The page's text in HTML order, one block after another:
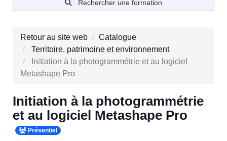
Rechercher une formation
Retour au site web
Catalogue
Territoire, patrimoine et environnement
Initiation à la photogrammétrie et au logiciel
Metashape Pro
Initiation à la photogrammétrie
et au logiciel Metashape Pro
Présentiel